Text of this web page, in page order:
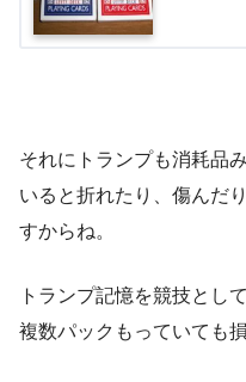
それにトランプも消耗品
いると折れたり、傷んだ
すからね。
トランプ記憶を競技とし
複数パックもっていても